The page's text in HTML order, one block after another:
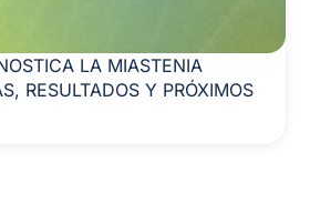
LA MIASTENIA
RESULTADOS Y PRÓXIMOS